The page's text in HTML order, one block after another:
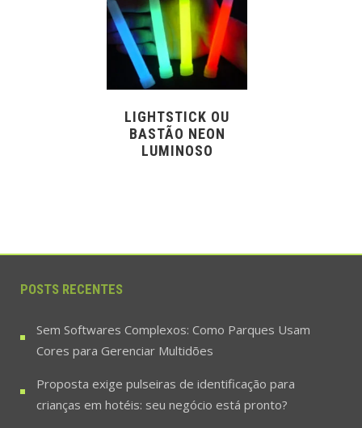
LIGHTSTICK OU
BASTÃO NEON
LUMINOSO
POSTS RECENTES
Sem Softwares Complexos: Como Parques Usam
Cores para Gerenciar Multidões
Proposta exige pulseiras de identificação para
crianças em hotéis: seu negócio está pronto?